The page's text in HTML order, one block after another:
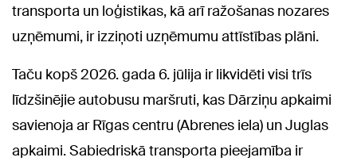
transporta un loģistikas, kā arī ražošanas nozares
uzņēmumi, ir izziņoti uzņēmumu attīstības plāni.
Taču kopš 2026. gada 6. jūlija ir likvidēti visi trīs
līdzšinējie autobusu maršruti, kas Dārziņu apkaimi
savienoja ar Rīgas centru (Abrenes iela) un Juglas
apkaimi. Sabiedriskā transporta pieejamība ir